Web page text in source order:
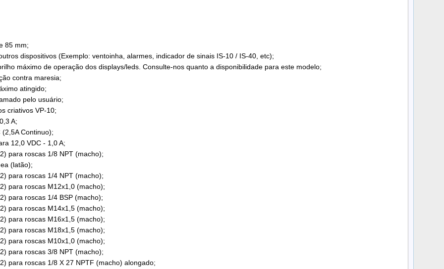
85 mm;
dispositivos (Exemplo: ventoinha, alarmes, indicador de sinais IS-10 / IS-40, etc);
máximo de operação dos displays/leds. Consulte-nos quanto a disponibilidade para este modelo;
contra maresia;
atingido;
pelo usuário;
criativos VP-10;
A;
Continuo);
12,0 VDC - 1,0 A;
para roscas 1/8 NPT (macho);
(latão);
para roscas 1/4 NPT (macho);
para roscas M12x1,0 (macho);
para roscas 1/4 BSP (macho);
para roscas M14x1,5 (macho);
para roscas M16x1,5 (macho);
para roscas M18x1,5 (macho);
para roscas M10x1,0 (macho);
para roscas 3/8 NPT (macho);
para roscas 1/8 X 27 NPTF (macho) alongado;